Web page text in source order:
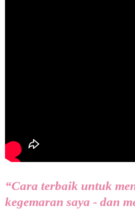
“Cara terbaik untuk
kegemaran saya - dan